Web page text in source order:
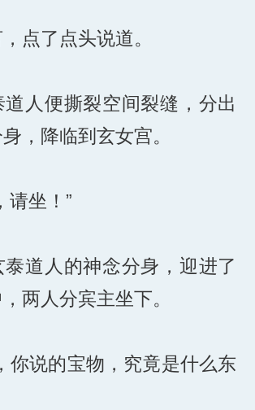
点了点头说道。
人便撕裂空间裂缝，分出
，降临到玄女宫。
请坐！”
道人的神念分身，迎进了
两人分宾主坐下。
你说的宝物，究竟是什么东